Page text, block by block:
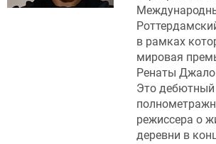
в рамках
мировая
Ренаты Джало
Это дебютный
режиссера о
деревни в